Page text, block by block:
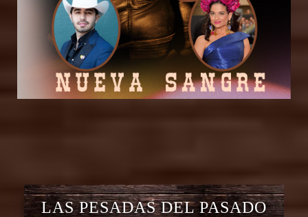
LAS PESADAS DEL PASADO